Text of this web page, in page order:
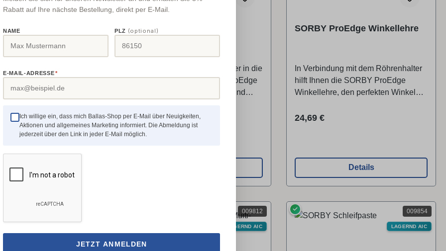
für
Schliff (Art.
(Art.
Block Röhrenhalter gerade
in
diesen Flachstahlhalter in
Auflagetisch Ihres
ein, um
Preis:
Details
SORBY ProEdge
Meißelhalter
Setzen Sie diesen Meißelhalter in die
Rille am Auflagetisch Ihres ProEdge
Schärfgeräts ein, um schnell und
Lieferumfang 1 x Meißelhalter
Regulärer Preis:
25,98 €
SORBY ProEdge Winkellehre
In Verbindung mit dem Röhrenhalter
hilft Ihnen die SORBY ProEdge
Winkellehre, den perfekten Winkel
langgezogenen Schliffen zu finden.
Regulärer Preis:
24,69 €
Details
009812
LAGERND AIC
009854
✓
LAGERND AIC
Rabatt auf Ihre nächste Bestellung, direkt per E-Mail.
NAME PLZ (optional)
E-MAIL-ADRESSE*
Ich willige ein, dass mich Ballas-Shop per E-Mail über Neuigkeiten,
Aktionen und allgemeines Marketing informiert. Die Abmeldung ist
jederzeit über den Link in jeder E-Mail möglich.
JETZT ANMELDEN